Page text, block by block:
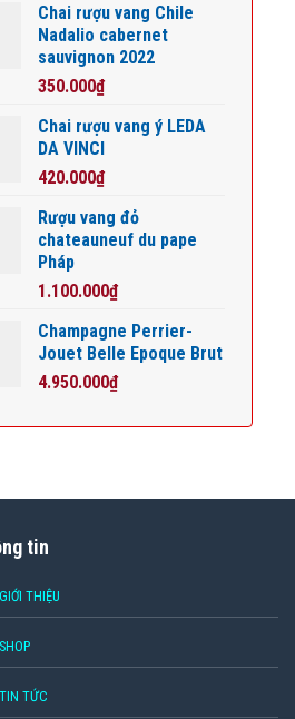
Chai rượu vang Chile
Nadalio cabernet
sauvignon 2022
350.000₫
Chai rượu vang ý LEDA
DA VINCI
420.000₫
Rượu vang đỏ
chateauneuf du pape
Pháp
1.100.000₫
Champagne Perrier-
Jouet Belle Epoque Brut
4.950.000₫
tin
GIỚI THIỆU
SHOP
TIN TỨC